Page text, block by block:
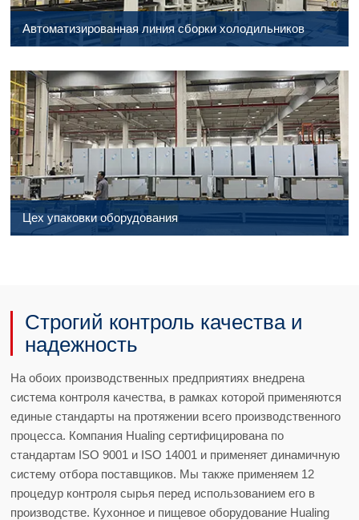
Автоматизированная линия сборки холодильников
Цех упаковки оборудования
Строгий контроль качества и
надежность
На обоих производственных предприятиях внедрена
система контроля качества, в рамках которой применяются
единые стандарты на протяжении всего производственного
процесса. Компания Hualing сертифицирована по
стандартам ISO 9001 и ISO 14001 и применяет динамичную
систему отбора поставщиков. Мы также применяем 12
процедур контроля сырья перед использованием его в
производстве. Кухонное и пищевое оборудование Hualing